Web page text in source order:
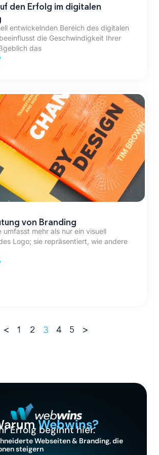
den Erfolg im digitalen
entwickelnden Bereich des digitalen
die Geschwindigkeit Ihrer
das
von Branding
umfasst mehr als nur ein visuell
Logo; sie repräsentiert, wie andere
< 1 2 3 4 5 >
Webwins?
Erfolg beginnt hier.
Webseiten & Branding, die
steigern